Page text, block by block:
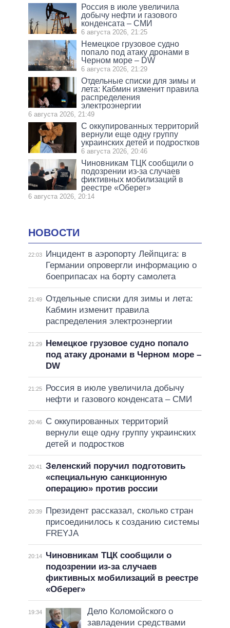
Россия в июле увеличила
добычу нефти и газового
конденсата – СМИ
6 августа 2026, 21:25
Немецкое грузовое судно
попало под атаку дронами в
Черном море – DW
6 августа 2026, 21:29
Отдельные списки для зимы и
лета: Кабмин изменит правила
распределения
электроэнергии
6 августа 2026, 21:49
С оккупированных территорий
вернули еще одну группу
украинских детей и подростков
6 августа 2026, 20:46
Чиновникам ТЦК сообщили о
подозрении из-за случаев
фиктивных мобилизаций в
реестре «Оберег»
6 августа 2026, 20:14
НОВОСТИ
22:03
Инцидент в аэропорту Лейпцига: в
Германии опровергли информацию о
боеприпасах на борту самолета
21:49 Отдельные списки для зимы и лета:
Кабмин изменит правила
распределения электроэнергии
21:29
Немецкое грузовое судно попало
под атаку дронами в Черном море –
DW
21:25
Россия в июле увеличила добычу
нефти и газового конденсата – СМИ
20:46
С оккупированных территорий
вернули еще одну группу украинских
детей и подростков
20:41
Зеленский поручил подготовить
«специальную санкционную
операцию» против россии
20:39
Президент рассказал, сколько стран
присоединилось к созданию системы
FREYJA
20:14
Чиновникам ТЦК сообщили о
подозрении из-за случаев
фиктивных мобилизаций в реестре
«Оберег»
19:34
Дело Коломойского о
завладении средствами